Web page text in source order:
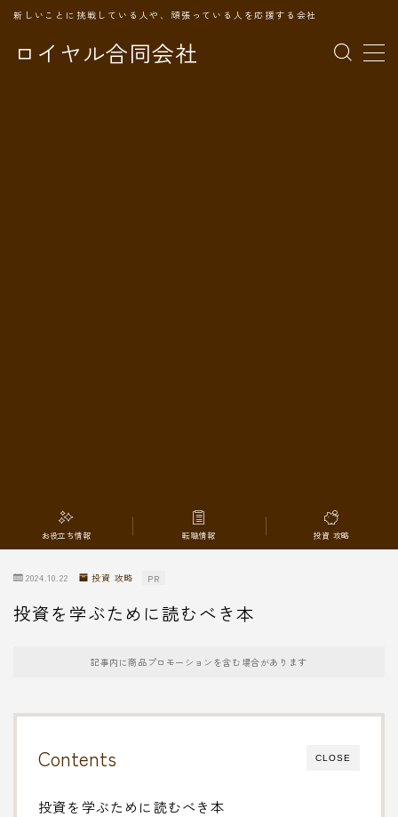
ロイヤル合同会社
新しいことに挑戦している人や、頑張っている人を応援する会社
MENU
お役立ち情報 転職情報 投資 攻略
2024.10.22 投資 攻略 PR
投資を学ぶために読むべき本
記事内に商品プロモーションを含む場合があります
CLOSE
Contents
投資を学ぶために読むべき本